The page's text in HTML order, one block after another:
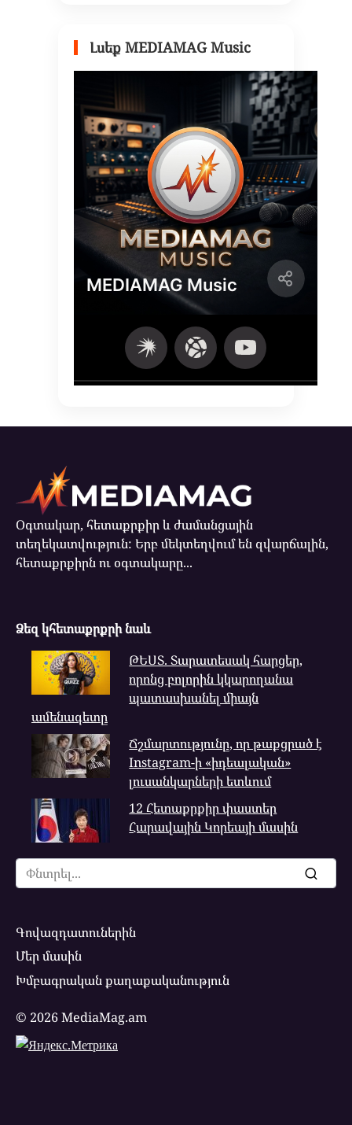
Լսեք MEDIAMAG Music
Օգտակար, հետաքրքիր և ժամանցային
տեղեկատվություն: Երբ մեկտեղվում են զվարճալին,
հետաքրքիրն ու օգտակարը...
Ձեզ կհետաքրքրի նաև
ԹԵՍՏ. Տարատեսակ հարցեր,
որոնց բոլորին կկարողանա
պատասխանել միայն
ամենագետը
Ճշմարտությունը, որ թաքցրած է
Instagram-ի «իդեալական»
լուսանկարների ետևում
12 Հետաքրքիր փաստեր
Հարավային Կորեայի մասին
Search
for:
Գովազդատուներին
Մեր մասին
Խմբագրական քաղաքականություն
© 2026 MediaMag.am